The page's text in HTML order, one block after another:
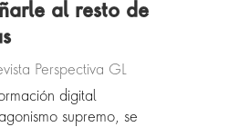
al resto de
Perspectiva GL
digital
supremo, se